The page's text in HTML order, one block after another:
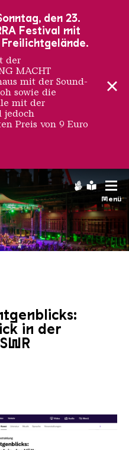
Menü
in der
den 23.
Festival mit
der
MACHT
mit der Sound-
sowie die
mit der
jedoch
Preis von 9 Euro